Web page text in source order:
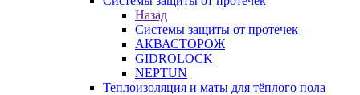
Назад
Системы защиты от протечек
АКВАСТОРОЖ
GIDROLOCK
NEPTUN
Теплоизоляция и маты для тёплого пола